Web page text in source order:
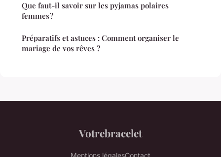
Que faut-il savoir sur les pyjamas polaires
femmes ?
Préparatifs et astuces : Comment organiser le
mariage de vos rêves ?
Votrebracelet